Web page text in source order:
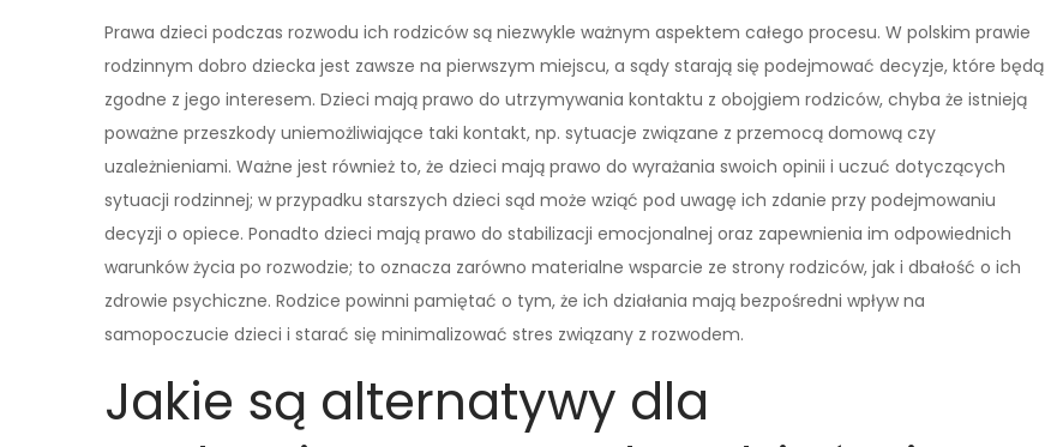
Prawa dzieci podczas rozwodu ich rodziców są niezwykle ważnym aspektem całego procesu. W polskim prawie
rodzinnym dobro dziecka jest zawsze na pierwszym miejscu, a sądy starają się podejmować decyzje, które będą
zgodne z jego interesem. Dzieci mają prawo do utrzymywania kontaktu z obojgiem rodziców, chyba że istnieją
poważne przeszkody uniemożliwiające taki kontakt, np. sytuacje związane z przemocą domową czy
uzależnieniami. Ważne jest również to, że dzieci mają prawo do wyrażania swoich opinii i uczuć dotyczących
sytuacji rodzinnej; w przypadku starszych dzieci sąd może wziąć pod uwagę ich zdanie przy podejmowaniu
decyzji o opiece. Ponadto dzieci mają prawo do stabilizacji emocjonalnej oraz zapewnienia im odpowiednich
warunków życia po rozwodzie; to oznacza zarówno materialne wsparcie ze strony rodziców, jak i dbałość o ich
zdrowie psychiczne. Rodzice powinni pamiętać o tym, że ich działania mają bezpośredni wpływ na
samopoczucie dzieci i starać się minimalizować stres związany z rozwodem.
Jakie są alternatywy dla